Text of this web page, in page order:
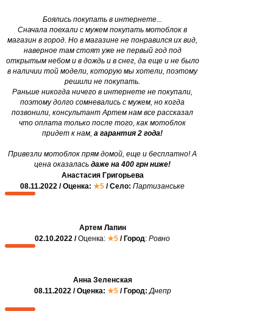
Боялись покупать в интернете...
Сначала поехали с мужем покупать мотоблок в
магазин в город. Но в магазине не понравился их вид,
наверное там стоят уже не первый год под
открытым небом и в дождь и в снег, да еще и не было
в наличии той модели, которую мы хотели, поэтому
решили не покупать.
Раньше никогда ничего в интернете не покупали,
поэтому долго сомневались с мужем, но когда
позвонили, консультант Артем нам все рассказал
что оплата только после того, как мотоблок
придет к нам, а гарантия 2 года!
Привезли мотоблок прям домой, еще и бесплатно! А
цена оказалась даже на 400 грн ниже!
Анастасия Григорьева
08.11.2022 / Оценка: ★5 / Село: Партизанське
Артем Лапин
02.10.2022 /Оценка: ★5 / Город: Ровно
Анна Зеленская
08.11.2022 / Оценка: ★5 / Город: Днепр